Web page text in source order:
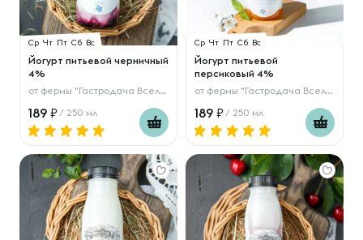
Ср Чт Пт Сб Вс
Йогурт питьевой черничный
4%
от фермы "Гастродача Вселуг"
189 / 250 мл
Ср Чт Пт Сб Вс
Йогурт питьевой
персиковый 4%
от фермы "Гастродача Вселуг"
189 / 250 мл